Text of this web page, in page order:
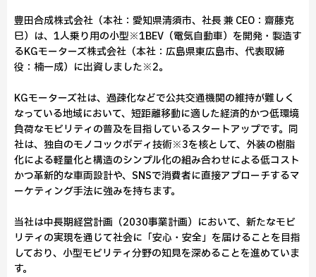
豊田合成株式会社（本社：愛知県清須市、社長 兼 CEO：齋藤克
巳）は、1人乗り用の小型※1BEV（電気自動車）を開発・製造す
るKGモーターズ株式会社（本社：広島県東広島市、代表取締
役：楠一成）に出資しました※2。
KGモーターズ社は、過疎化などで公共交通機関の維持が難しく
なっている地域において、短距離移動に適した経済的かつ低環境
負荷なモビリティの普及を目指しているスタートアップです。同
社は、独自のモノコックボディ技術※3を核として、外装の樹脂
化による軽量化と構造のシンプル化の組み合わせによる低コスト
かつ革新的な車両設計や、SNSで消費者に直接アプローチするマ
ーケティング手法に強みを持ちます。
当社は中長期経営計画（2030事業計画）において、新たなモビ
リティの実現を通じて社会に「安心・安全」を届けることを目指
しており、小型モビリティ分野の知見を深めることを進めていま
す。